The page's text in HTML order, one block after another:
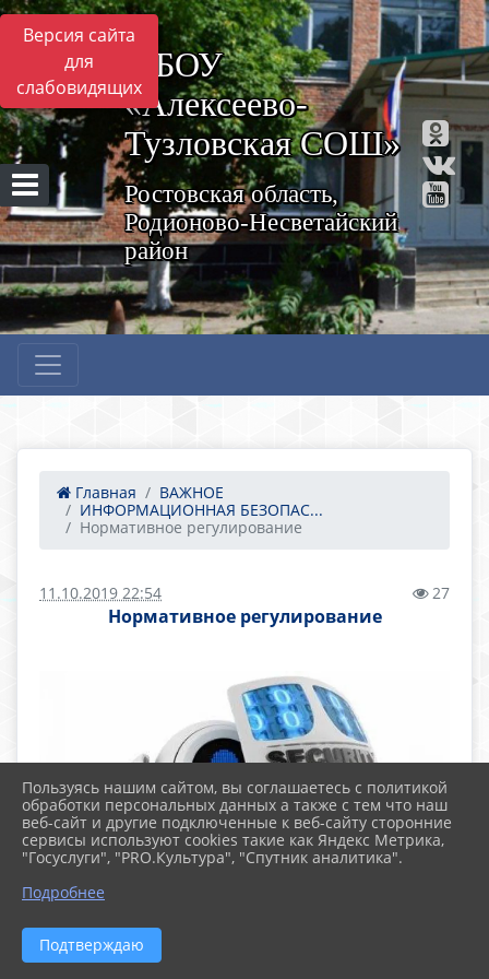
Версия сайта
для
слабовидящих
МБОУ
«Алексеево-
Тузловская СОШ»
Ростовская область,
Родионово-Несветайский
район
Главная
ВАЖНОЕ
ИНФОРМАЦИОННАЯ БЕЗОПАС...
Нормативное регулирование
11.10.2019 22:54 27
Нормативное регулирование
Пользуясь нашим сайтом, вы соглашаетесь с политикой
обработки персональных данных а также с тем что наш
веб-сайт и другие подключенные к веб-сайту сторонние
сервисы используют cookies такие как Яндекс Метрика,
"Госуслуги", "PRO.Культура", "Спутник аналитика".
Подробнее
Подтверждаю